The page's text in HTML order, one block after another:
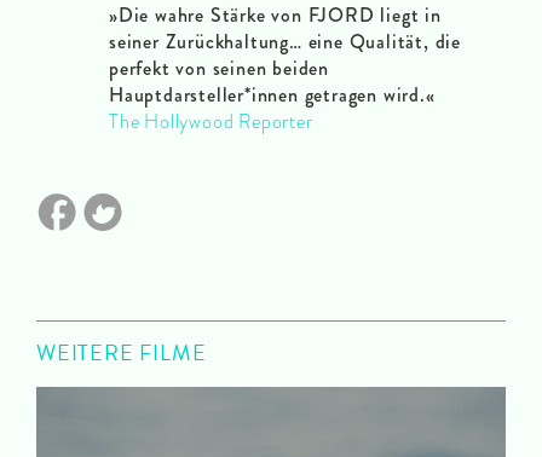
»Die wahre Stärke von FJORD liegt in
seiner Zurückhaltung… eine Qualität, die
perfekt von seinen beiden
Hauptdarsteller*innen getragen wird.«
The Hollywood Reporter
WEITERE FILME